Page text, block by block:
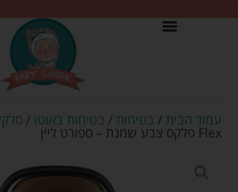
עמוד הבית / בטיחות / בטיחות באוטו /
Flex פלקס צבע שמנת – ספורט ליין